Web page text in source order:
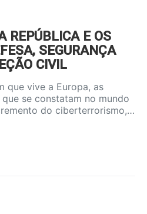
REPÚBLICA E OS
SEGURANÇA
CIVIL
que vive a Europa, as
se constatam no mundo
do ciberterrorismo,…